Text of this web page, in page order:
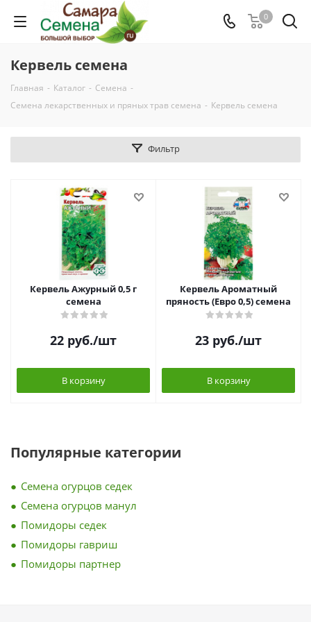
0
Кервель семена
Главная - Каталог - Семена -
Семена лекарственных и пряных трав семена - Кервель семена
Фильтр
Кервель Ажурный 0,5 г
семена
22 руб./шт
В корзину
Кервель Ароматный
пряность (Евро 0,5) семена
23 руб./шт
В корзину
Популярные категории
Семена огурцов седек
Семена огурцов манул
Помидоры седек
Помидоры гавриш
Помидоры партнер